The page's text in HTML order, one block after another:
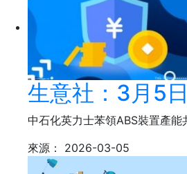
生意社：3月5
中石化英力士苯領ABS裝置產
來源：
2026-03-05